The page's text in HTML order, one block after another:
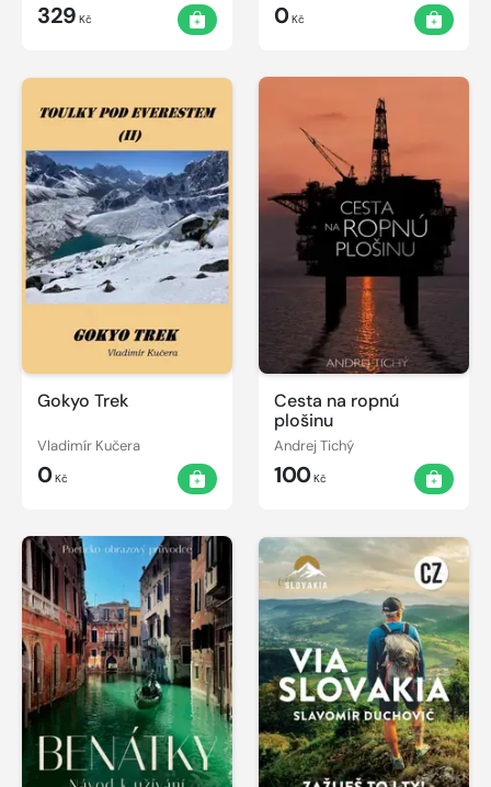
329 Kč 0Kč
Gokyo Trek
Vladimír Kučera
0Kč
Cesta na ropnú
plošinu
Andrej Tichý
100Kč